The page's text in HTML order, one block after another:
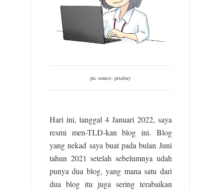
pic source: pixabay
Hari ini, tanggal 4 Januari 2022, saya
resmi men-TLD-kan blog ini. Blog
yang nekad saya buat pada bulan Juni
tahun 2021 setelah sebelumnya udah
punya dua blog, yang mana satu dari
dua blog itu juga sering terabaikan